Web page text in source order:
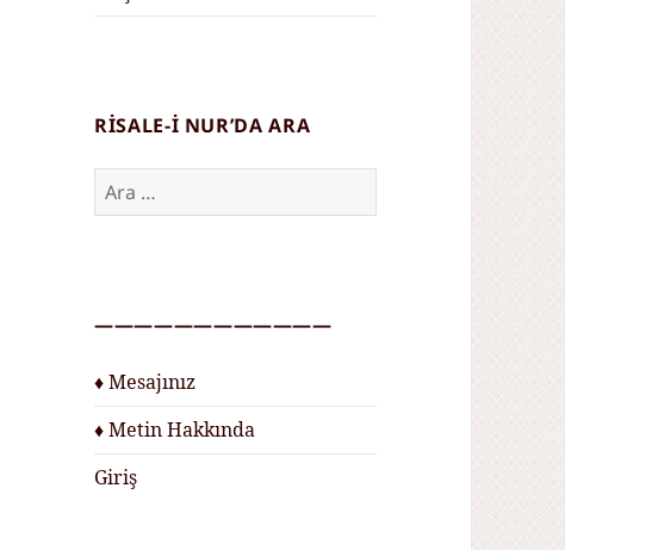
menüyü
RISALE-I NUR’DA ARA
Arama:
————————————
♦ Mesajınız
♦ Metin Hakkında
Giriş